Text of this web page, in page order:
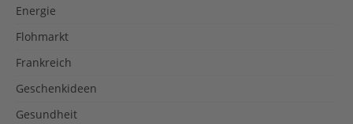
Energie
Flohmarkt
Frankreich
Geschenkideen
Gesundheit